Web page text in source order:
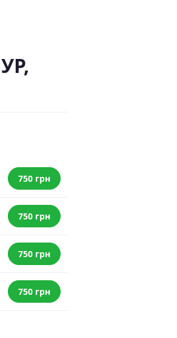
750 грн
750 грн
750 грн
750 грн